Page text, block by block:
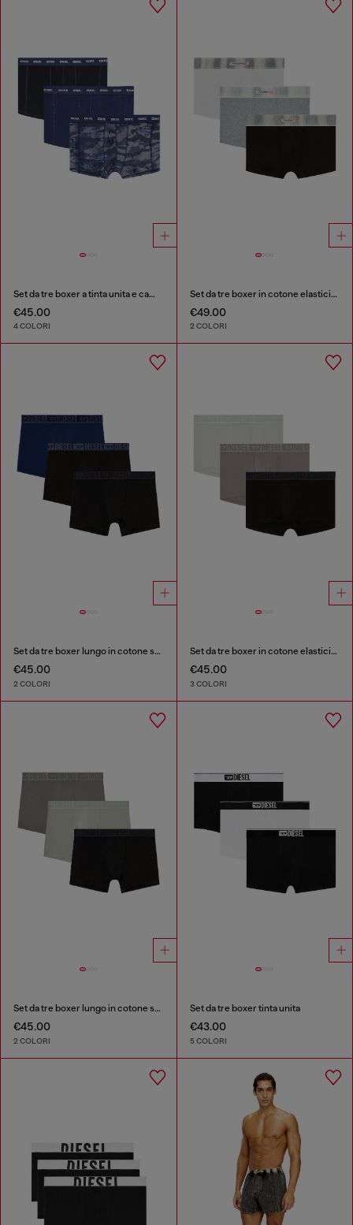
Set da tre boxer a tinta unita e camouflage
€45.00
4 COLORI
Set da tre boxer in cotone elasticizzato con fascia in raso
€49.00
2 COLORI
Set da tre boxer lungo in cotone stretch
€45.00
2 COLORI
Set da tre boxer in cotone elasticizzato con fascia in vita tono su tono
€45.00
3 COLORI
Set da tre boxer lungo in cotone stretch
€45.00
2 COLORI
Set da tre boxer tinta unita
€43.00
5 COLORI